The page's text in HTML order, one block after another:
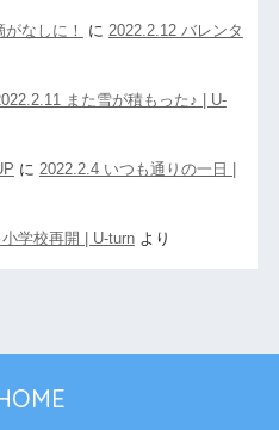
なしに！ に 2022.2.12 バレンタ
また雪が積もった♪ | U-
に 2022.2.4 いつも通りの一日 |
学校再開 | U-turnより